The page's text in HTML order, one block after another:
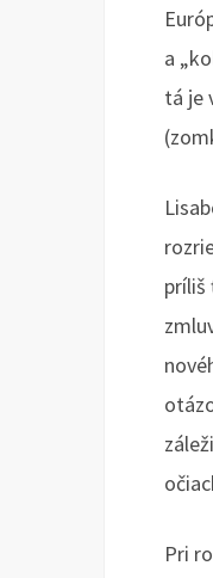
a
tá je
príliš
Pri